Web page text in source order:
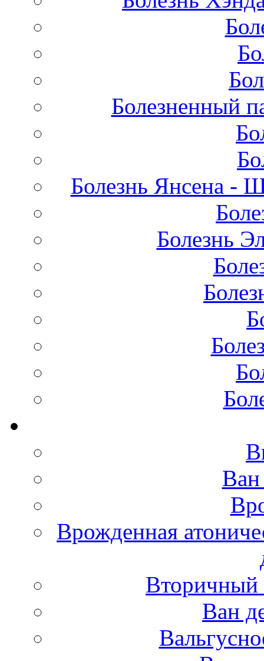
Болезненный
Болезнь Янсена -
Болезнь
Врожденная
Вторичный
Ван